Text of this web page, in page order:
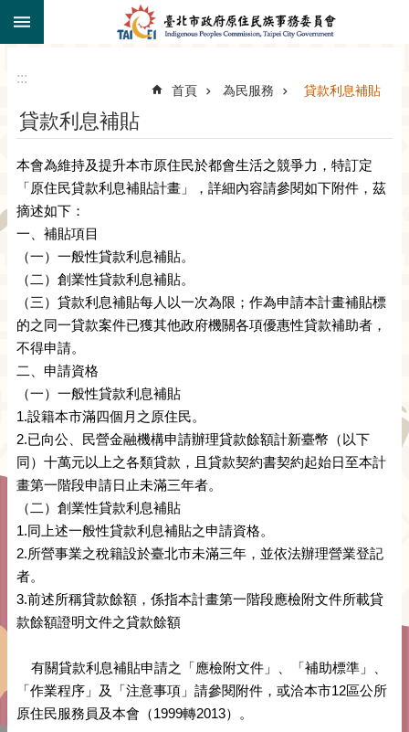
跳到主要內容區塊
:::
首頁 為民服務 貸款利息補貼
貸款利息補貼
本會為維持及提升本市原住民於都會生活之競爭力，特訂定
「原住民貸款利息補貼計畫」，詳細內容請參閱如下附件，茲
摘述如下：
一、補貼項目
（一）一般性貸款利息補貼。
（二）創業性貸款利息補貼。
（三）貸款利息補貼每人以一次為限；作為申請本計畫補貼標
的之同一貸款案件已獲其他政府機關各項優惠性貸款補助者，
不得申請。
二、申請資格
（一）一般性貸款利息補貼
1.設籍本市滿四個月之原住民。
2.已向公、民營金融機構申請辦理貸款餘額計新臺幣（以下
同）十萬元以上之各類貸款，且貸款契約書契約起始日至本計
畫第一階段申請日止未滿三年者。
（二）創業性貸款利息補貼
1.同上述一般性貸款利息補貼之申請資格。
2.所營事業之稅籍設於臺北市未滿三年，並依法辦理營業登記
者。
3.前述所稱貸款餘額，係指本計畫第一階段應檢附文件所載貸
款餘額證明文件之貸款餘額
有關貸款利息補貼申請之「應檢附文件」、「補助標準」、
「作業程序」及「注意事項」請參閱附件，或洽本市12區公所
原住民服務員及本會（1999轉2013）。